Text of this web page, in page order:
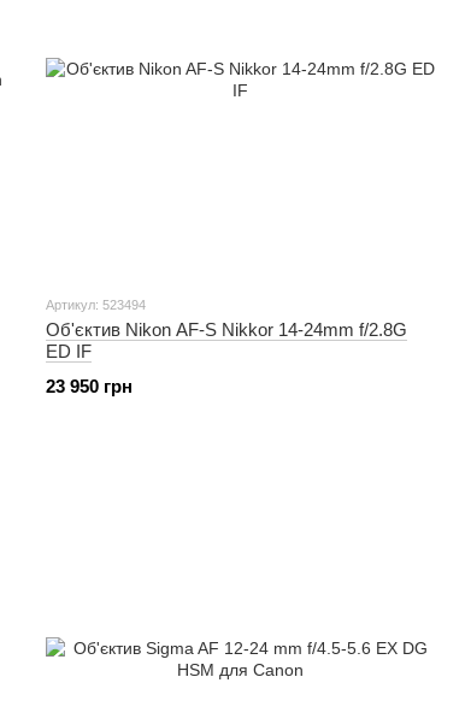
Артикул: 523494
Об'єктив Nikon AF-S Nikkor 14-24mm f/2.8G
ED IF
23 950 грн